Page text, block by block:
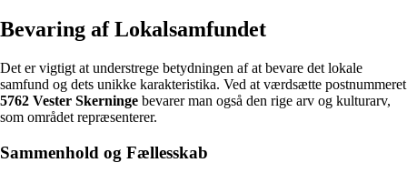
Bevaring af Lokalsamfundet
Det er vigtigt at understrege betydningen af at bevare det lokale
samfund og dets unikke karakteristika. Ved at værdsætte postnummeret
5762 Vester Skerninge bevarer man også den rige arv og kulturarv,
som området repræsenterer.
Sammenhold og Fællesskab